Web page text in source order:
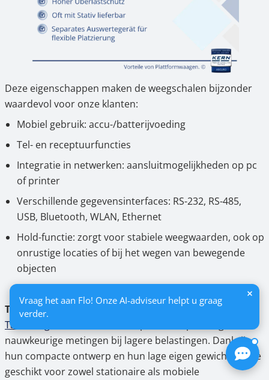
Deze eigenschappen maken de weegschalen bijzonder
waardevol voor onze klanten:
Mobiel gebruik: accu-/batterijvoeding
Tel- en receptuurfuncties
Integratie in netwerken: aansluitmogelijkheden op pc
of printer
Verschillende gegevensinterfaces: RS-232, RS-485,
USB, Bluetooth, WLAN, Ethernet
Hold-functie: zorgt voor stabiele weegwaarden, ook op
onrustige locaties of bij het wegen van bewegende
objecten
Tafelweegschalen
Tafelweegschalen
nauwkeurige metingen bij lagere belastingen. Dankzij
hun compacte ontwerp en hun lage eigen gewicht zijn ze
geschikt voor zowel stationaire als mobiele
Vraag het aan Flo! Onze AI-adviseur helpt u graag
verder.